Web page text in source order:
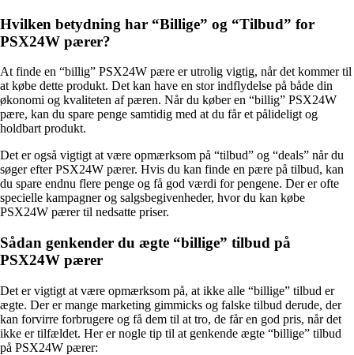
Hvilken betydning har “Billige” og “Tilbud” for
PSX24W pærer?
At finde en “billig” PSX24W pære er utrolig vigtig, når det kommer til
at købe dette produkt. Det kan have en stor indflydelse på både din
økonomi og kvaliteten af pæren. Når du køber en “billig” PSX24W
pære, kan du spare penge samtidig med at du får et pålideligt og
holdbart produkt.
Det er også vigtigt at være opmærksom på “tilbud” og “deals” når du
søger efter PSX24W pærer. Hvis du kan finde en pære på tilbud, kan
du spare endnu flere penge og få god værdi for pengene. Der er ofte
specielle kampagner og salgsbegivenheder, hvor du kan købe
PSX24W pærer til nedsatte priser.
Sådan genkender du ægte “billige” tilbud på
PSX24W pærer
Det er vigtigt at være opmærksom på, at ikke alle “billige” tilbud er
ægte. Der er mange marketing gimmicks og falske tilbud derude, der
kan forvirre forbrugere og få dem til at tro, de får en god pris, når det
ikke er tilfældet. Her er nogle tip til at genkende ægte “billige” tilbud
på PSX24W pærer: